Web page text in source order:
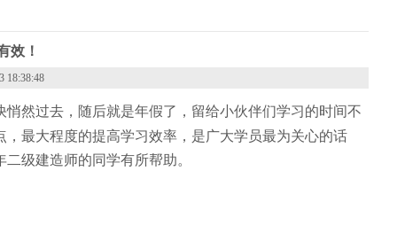
效！
然过去，随后就是年假了，留给小伙伴们学习的时间不
最大程度的提高学习效率，是广大学员最为关心的话
级建造师的同学有所帮助。